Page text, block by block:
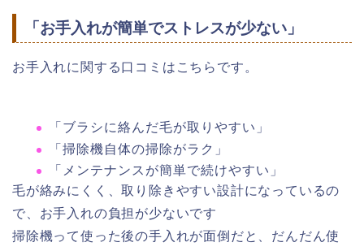
「お手入れが簡単でストレスが少ない」
お手入れに関する口コミはこちらです。
「ブラシに絡んだ毛が取りやすい」
「掃除機自体の掃除がラク」
「メンテナンスが簡単で続けやすい」
毛が絡みにくく、取り除きやすい設計になっているの
で、お手入れの負担が少ないです
掃除機って使った後の手入れが面倒だと、だんだん使